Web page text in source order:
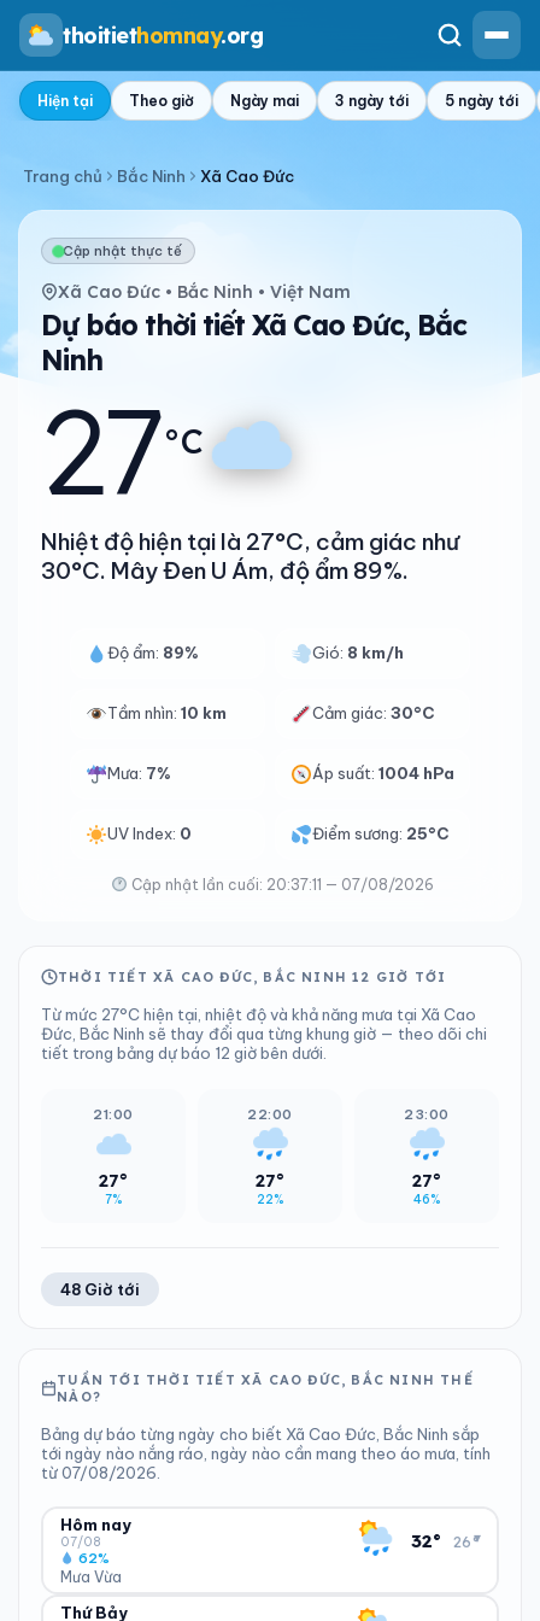
thoitiethomnay.org
Hiện tại Theo giờ Ngày mai 3 ngày tới 5 ngày tới
Trang chủ Bắc Ninh Xã Cao Đức
Cập nhật thực tế
Xã Cao Đức • Bắc Ninh • Việt Nam
Dự báo thời tiết Xã Cao Đức, Bắc
Ninh
27°C
Nhiệt độ hiện tại là 27°C, cảm giác như
30°C. Mây Đen U Ám, độ ẩm 89%.
Độ ẩm: 89% Gió: 8 km/h
Tầm nhìn: 10 km Cảm giác:30°C
Mưa: 7% Áp suất:1004 hPa
UV Index: 0 Điểm sương: 25°C
Cập nhật lần cuối: 20:37:11 — 07/08/2026
THỜI TIẾT XÃ CAO ĐỨC, BẮC NINH 12 GIỜ TỚI
Từ mức 27°C hiện tại, nhiệt độ và khả năng mưa tại Xã Cao
Đức, Bắc Ninh sẽ thay đổi qua từng khung giờ — theo dõi chi
tiết trong bảng dự báo 12 giờ bên dưới.
21:00
27°
7%
22:00
27°
22%
23:00
27°
46%
48 Giờ tới
TUẦN TỚI THỜI TIẾT XÃ CAO ĐỨC, BẮC NINH THẾ
NÀO?
Bảng dự báo từng ngày cho biết Xã Cao Đức, Bắc Ninh sắp
tới ngày nào nắng ráo, ngày nào cần mang theo áo mưa, tính
từ 07/08/2026.
Hôm nay
07/08
Mưa Vừa
62%
32° 26°
▾
ĐỘ ẨM
Thứ Bảy